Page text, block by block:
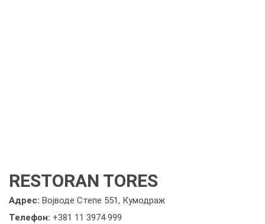
RESTORAN TORES
Адрес: Војводе Степе 551, Кумодраж
Телефон: +381 11 3974 999